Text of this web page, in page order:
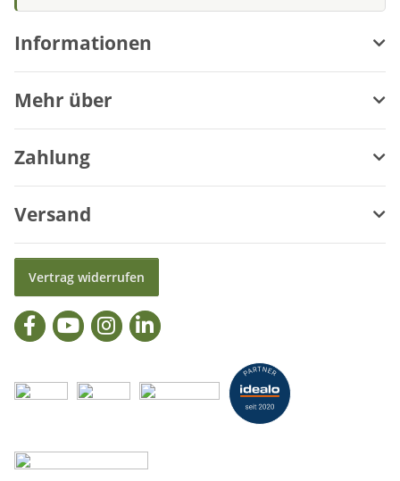
Informationen
Mehr über
Zahlung
Versand
Vertrag widerrufen